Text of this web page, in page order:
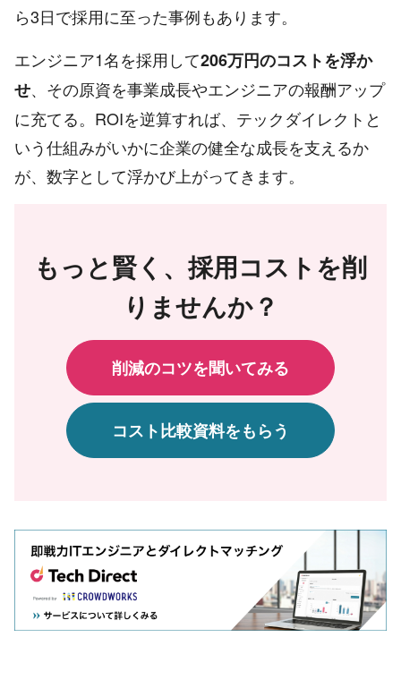
ら3日で採用に至った事例もあります。
エンジニア1名を採用して206万円のコストを浮か
せ、その原資を事業成長やエンジニアの報酬アップ
に充てる。ROIを逆算すれば、テックダイレクトと
いう仕組みがいかに企業の健全な成長を支えるか
が、数字として浮かび上がってきます。
もっと賢く、採用コストを削
りませんか？
削減のコツを聞いてみる
コスト比較資料をもらう